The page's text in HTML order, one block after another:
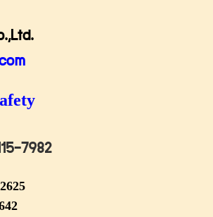
7982